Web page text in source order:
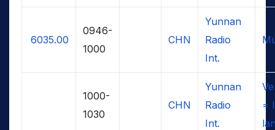
6035.00
0946-
1000
CHN
Yunnan
Radio
Int.
1000-
1030
CHN
Yunnan
Radio
Int.
=